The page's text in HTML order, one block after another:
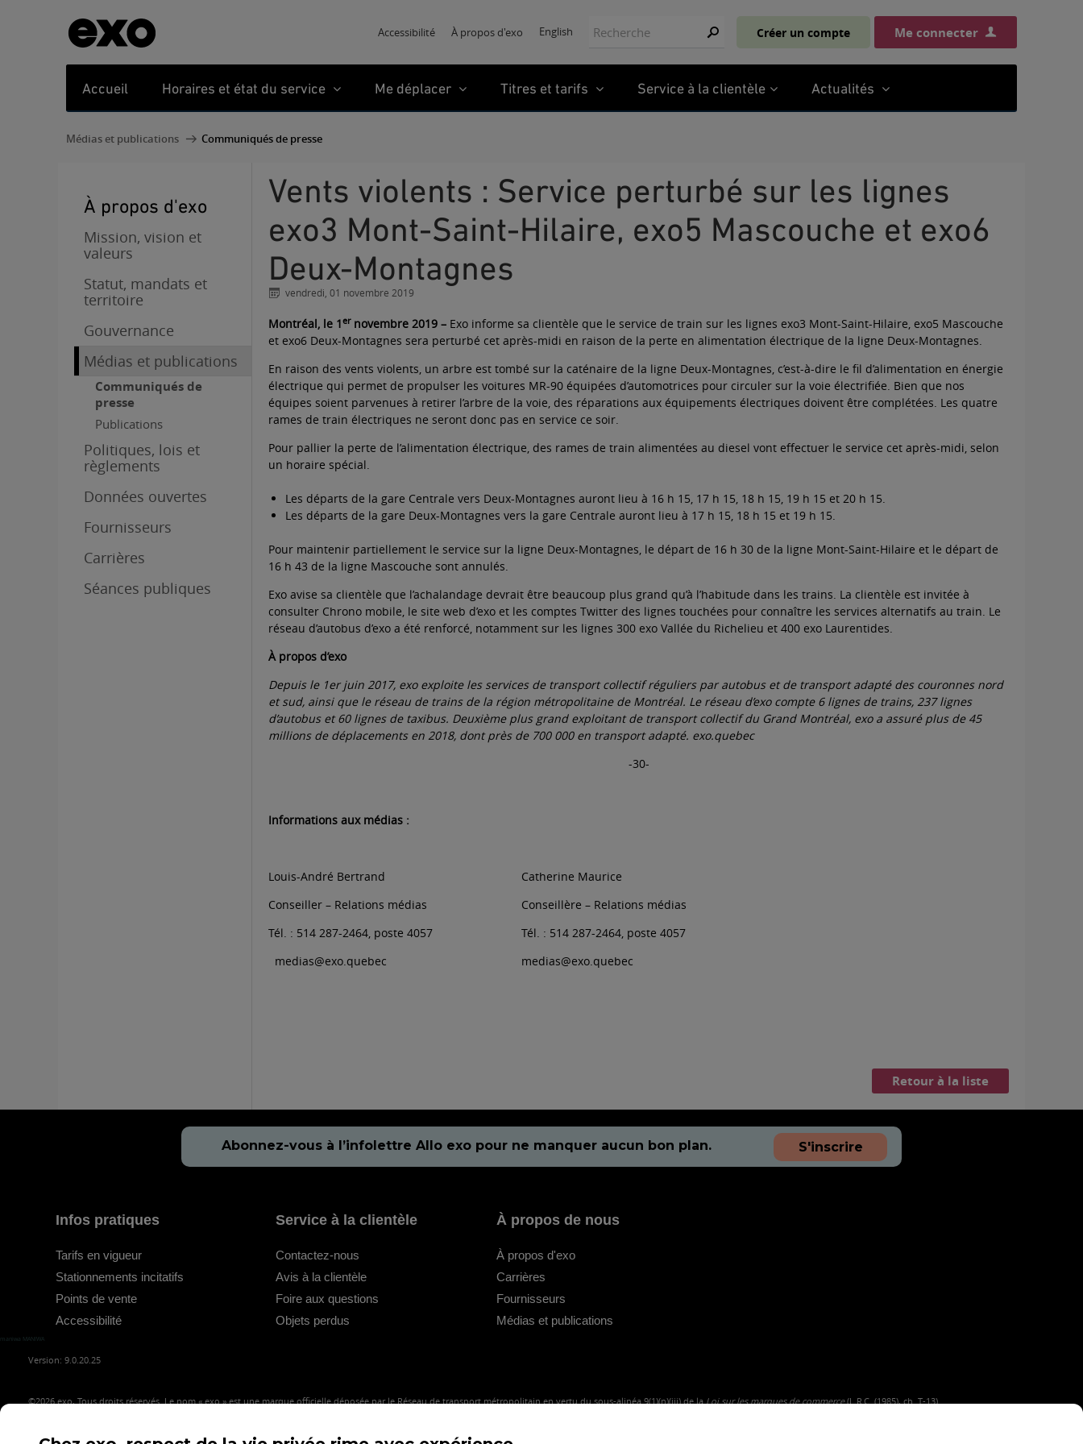
Accessibilité À propos d'exo English Créer un compte Me connecter
Accueil Horaires et état du service Me déplacer Titres et tarifs Service à la clientèle Actualités
Médias et publications Communiqués de presse
À propos d'exo
Mission, vision et
valeurs
Statut, mandats et
territoire
Gouvernance
Médias et publications
Communiqués de
presse
Publications
Politiques, lois et
règlements
Données ouvertes
Fournisseurs
Carrières
Séances publiques
Vents violents : Service perturbé sur les lignes
exo3 Mont-Saint-Hilaire, exo5 Mascouche et exo6
Deux-Montagnes
vendredi, 01 novembre 2019
Montréal, le 1ernovembre 2019 – Exo informe sa clientèle que le service de train sur les lignes exo3 Mont-Saint-Hilaire, exo5 Mascouche
et exo6 Deux-Montagnes sera perturbé cet après-midi en raison de la perte en alimentation électrique de la ligne Deux-Montagnes.
En raison des vents violents, un arbre est tombé sur la caténaire de la ligne Deux-Montagnes, c’est-à-dire le fil d’alimentation en énergie
électrique qui permet de propulser les voitures MR-90 équipées d’automotrices pour circuler sur la voie électrifiée. Bien que nos
équipes soient parvenues à retirer l’arbre de la voie, des réparations aux équipements électriques doivent être complétées. Les quatre
rames de train électriques ne seront donc pas en service ce soir.
Pour pallier la perte de l’alimentation électrique, des rames de train alimentées au diesel vont effectuer le service cet après-midi, selon
un horaire spécial.
Les départs de la gare Centrale vers Deux-Montagnes auront lieu à 16 h 15, 17 h 15, 18 h 15, 19 h 15 et 20 h 15.
Les départs de la gare Deux-Montagnes vers la gare Centrale auront lieu à 17 h 15, 18 h 15 et 19 h 15.
Pour maintenir partiellement le service sur la ligne Deux-Montagnes, le départ de 16 h 30 de la ligne Mont-Saint-Hilaire et le départ de
16 h 43 de la ligne Mascouche sont annulés.
Exo avise sa clientèle que l’achalandage devrait être beaucoup plus grand qu’à l’habitude dans les trains. La clientèle est invitée à
consulter Chrono mobile, le site web d’exo et les comptes Twitter des lignes touchées pour connaître les services alternatifs au train. Le
réseau d’autobus d’exo a été renforcé, notamment sur les lignes 300 exo Vallée du Richelieu et 400 exo Laurentides.
À propos d’exo
Depuis le 1er juin 2017, exo exploite les services de transport collectif réguliers par autobus et de transport adapté des couronnes nord
et sud, ainsi que le réseau de trains de la région métropolitaine de Montréal. Le réseau d’exo compte 6 lignes de trains, 237 lignes
d’autobus et 60 lignes de taxibus. Deuxième plus grand exploitant de transport collectif du Grand Montréal, exo a assuré plus de 45
millions de déplacements en 2018, dont près de 700 000 en transport adapté. exo.quebec
-30-
Informations aux médias :
Louis-André Bertrand
Conseiller – Relations médias
Tél. : 514 287-2464, poste 4057
medias@exo.quebec
Catherine Maurice
Conseillère – Relations médias
Tél. : 514 287-2464, poste 4057
medias@exo.quebec
Retour à la liste
Abonnez-vous à l’infolettre Allo exo pour ne manquer aucun bon plan. S'inscrire
Infos pratiques
Tarifs en vigueur
Stationnements incitatifs
Points de vente
Accessibilité
Service à la clientèle
Contactez-nous
Avis à la clientèle
Foire aux questions
Objets perdus
À propos de nous
À propos d'exo
Carrières
Fournisseurs
Médias et publications
maniwa MANIWA
Version: 9.0.20.25
©2026exo, Tous droits réservés. Le nom « exo » est une marque officielle déposée par le Réseau de transport métropolitain en vertu du sous-alinéa 9(1)(n)(iii) de laLoi sur les marques de commerce(L.R.C. (1985), ch. T-13).